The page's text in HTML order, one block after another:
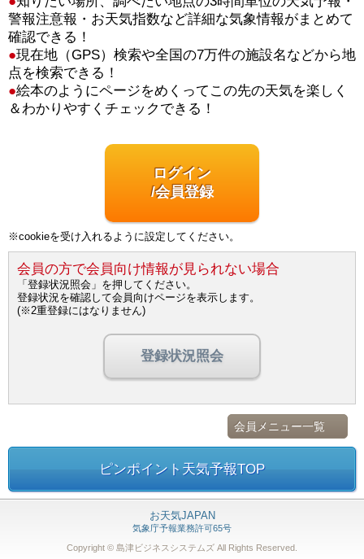
警報注意報・お天気指数など詳細な気象情報がまとめて
確認できる！
●現在地（GPS）検索や全国の7万件の施設名などから地
点を検索できる！
●絵本のようにページをめくってこの先の天気を楽しく
＆わかりやすくチェックできる！
ログイン
/会員登録
※cookieを受け入れるように設定してください。
会員の方で会員向け情報が見られない場合
「登録状況照会」を押してください。
登録状況を確認して会員向けページを表示します。
(※2重登録にはなりません)
登録状況照会
会員メニュー一覧
ピンポイント天気予報TOP
お天気JAPAN
気象庁予報業務許可65号
Copyright © 島津ビジネスシステムズ All Rights Reserved.